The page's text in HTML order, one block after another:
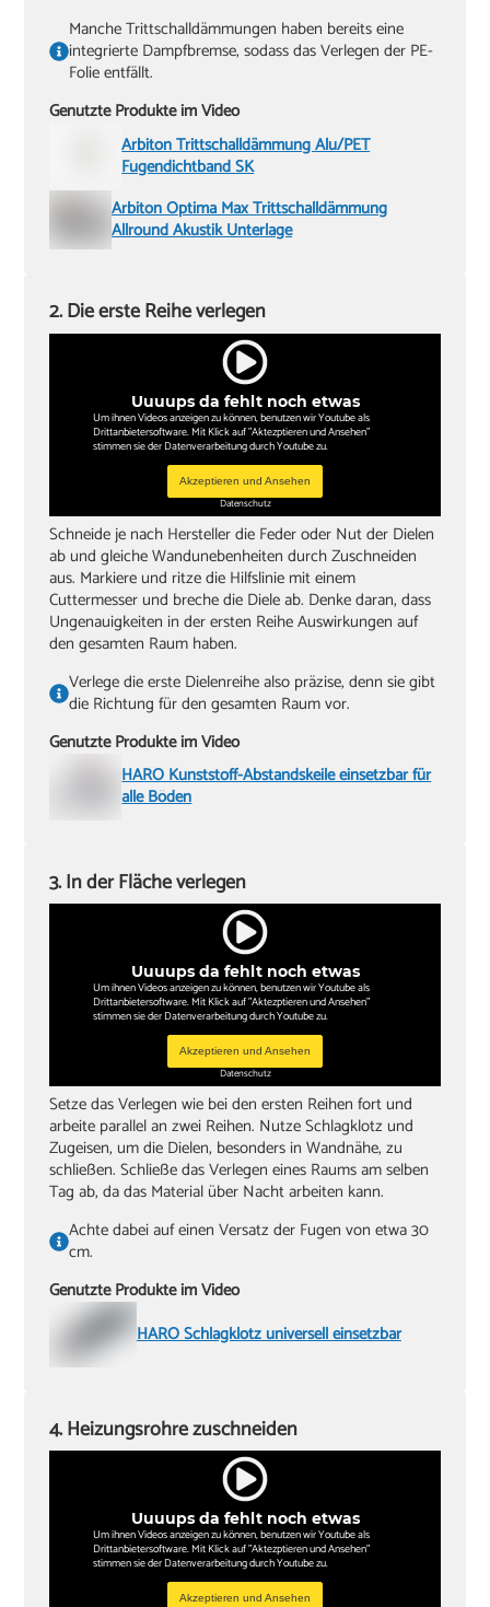
Manche Trittschalldämmungen haben bereits eine
integrierte Dampfbremse, sodass das Verlegen der PE-
Folie entfällt.
Genutzte Produkte im Video
Arbiton Trittschalldämmung Alu/PET
Fugendichtband SK
Arbiton Optima Max Trittschalldämmung
Allround Akustik Unterlage
Uuuups da fehlt noch etwas
Um ihnen Videos anzeigen zu können, benutzen wir Youtube als
Drittanbietersoftware. Mit Klick auf "Aktezptieren und Ansehen"
stimmen sie der Datenverarbeitung durch Youtube zu.
Akzeptieren und Ansehen
Datenschutz
2. Die erste Reihe verlegen
Schneide je nach Hersteller die Feder oder Nut der Dielen
ab und gleiche Wandunebenheiten durch Zuschneiden
aus. Markiere und ritze die Hilfslinie mit einem
Cuttermesser und breche die Diele ab. Denke daran, dass
Ungenauigkeiten in der ersten Reihe Auswirkungen auf
den gesamten Raum haben.
Verlege die erste Dielenreihe also präzise, denn sie gibt
die Richtung für den gesamten Raum vor.
Genutzte Produkte im Video
HARO Kunststoff-Abstandskeile einsetzbar für
alle Böden
Uuuups da fehlt noch etwas
Um ihnen Videos anzeigen zu können, benutzen wir Youtube als
Drittanbietersoftware. Mit Klick auf "Aktezptieren und Ansehen"
stimmen sie der Datenverarbeitung durch Youtube zu.
Akzeptieren und Ansehen
Datenschutz
3. In der Fläche verlegen
Setze das Verlegen wie bei den ersten Reihen fort und
arbeite parallel an zwei Reihen. Nutze Schlagklotz und
Zugeisen, um die Dielen, besonders in Wandnähe, zu
schließen. Schließe das Verlegen eines Raums am selben
Tag ab, da das Material über Nacht arbeiten kann.
Achte dabei auf einen Versatz der Fugen von etwa 30
cm.
Genutzte Produkte im Video
HARO Schlagklotz universell einsetzbar
Uuuups da fehlt noch etwas
Um ihnen Videos anzeigen zu können, benutzen wir Youtube als
Drittanbietersoftware. Mit Klick auf "Aktezptieren und Ansehen"
stimmen sie der Datenverarbeitung durch Youtube zu.
Akzeptieren und Ansehen
4. Heizungsrohre zuschneiden